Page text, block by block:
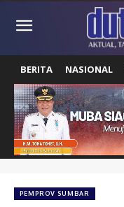
BERITA NASIONAL
PEMPROV SUMBAR